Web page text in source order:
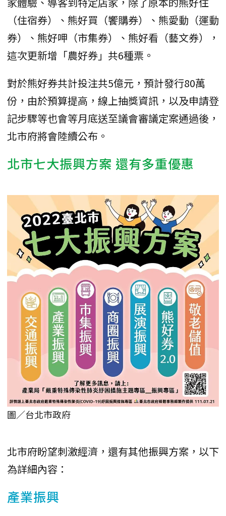
（住宿券）、熊好買（饗購券）、熊愛動（運動
券）、熊好呷（市集券）、熊好看（藝文券），
這次更新增「農好券」共6種票。
對於熊好券共計投注共5億元，預計發行80萬
份，由於預算提高，線上抽獎資訊，以及申請登
記步驟等也會等月底送至議會審議定案通過後，
北市府將會陸續公布。
北市七大振興方案 還有多重優惠
圖／台北市政府
北市府盼望刺激經濟，還有其他振興方案，以下
為詳細內容：
產業振興